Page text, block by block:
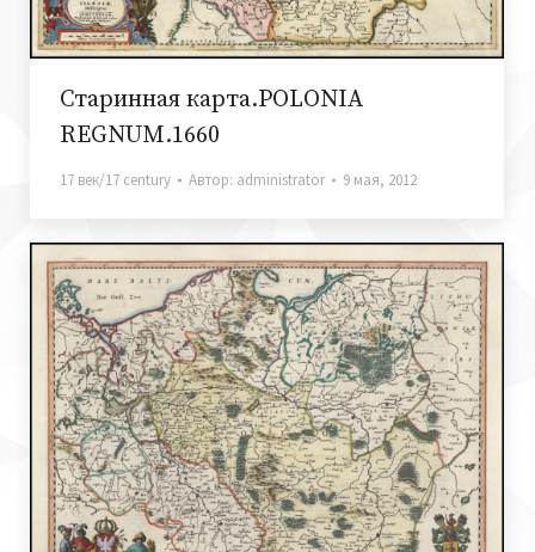
Старинная карта.POLONIA
REGNUM.1660
17 век/17 century Автор: administrator 9 мая, 2012